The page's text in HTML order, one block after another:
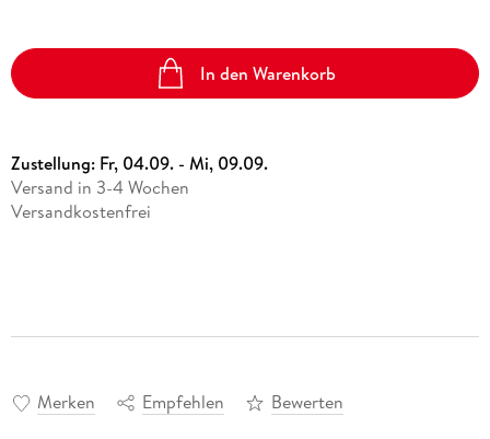
In den Warenkorb
Zustellung: Fr, 04.09. - Mi, 09.09.
Versand in 3-4 Wochen
Versandkostenfrei
Merken Empfehlen Bewerten